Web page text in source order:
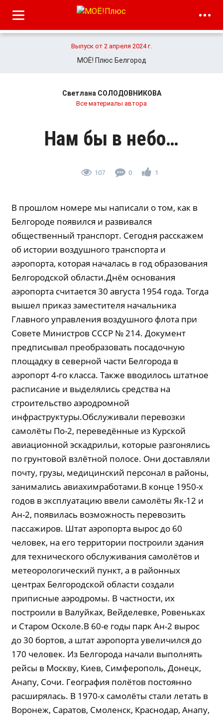
Выпуск от 2 апреля 2024 г.
МОЁ! Плюс Белгород
Светлана СОЛОДОВНИКОВА
Все материалы автора
Нам бы в небо…
107 0 1
В прошлом номере мы написали о том, как в
Белгороде появился и развивался
общественный транспорт. Сегодня расскажем
об истории воздушного транспорта и
аэропорта, которая началась в год образования
Белгородской области.Днём основания
аэропорта считается 30 августа 1954 года. Тогда
вышел приказ заместителя начальника
Главного управления воздушного флота при
Совете Министров СССР № 214. Документ
предписывал преобразовать посадочную
площадку в северной части Белгорода в
аэропорт 4-го класса. Также вводилось штатное
расписание и выделялись средства на
строительство аэродромной
инфраструктуры.Обслуживали перевозки
самолёты По-2, переведённые из Курской
авиационной эскадрильи, которые разгонялись
по грунтовой взлётной полосе. Они доставляли
почту, грузы, медицинский персонал в районы,
занимались авиахимработами.В конце 1950-х
годов в эксплуатацию ввели самолёты Як-12 и
Ан-2, появилась возможность перевозить
пассажиров. Штат аэропорта вырос до 60
человек, на его территории построили здания
для технического обслуживания самолётов и
метеорологический пункт, а в районных
центрах Белгородской области создали
приписные аэродромы. В частности, их
построили в Валуйках, Вейделевке, Ровеньках
и Старом Осколе.В 60-е годы парк Ан-2 вырос
до 30 бортов, а штат аэропорта увеличился до
170 человек. Из Белгорода начали выполнять
рейсы в Москву, Киев, Симферополь, Донецк,
Анапу, Сочи. География полётов постоянно
расширялась. В 1970-х самолёты стали летать в
Воронеж, Саратов, Смоленск, Краснодар, Анапу,